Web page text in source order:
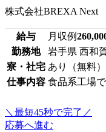
株式会社BREXA Next
給与 月収例
勤務地
岩手県 西和
寮・社宅 あり（無料）
仕事内容 食品系工場
＼最短45秒で完了／
応募へ進む